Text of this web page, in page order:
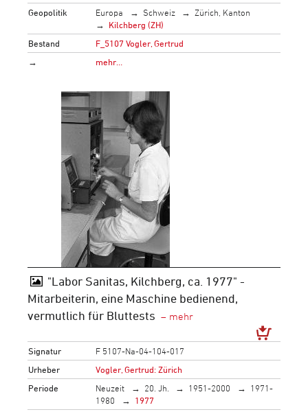
Geopolitik
Europa Schweiz
Zürich, Kanton
Kilchberg (ZH)
Bestand
F_5107 Vogler, Gertrud
→
mehr…
"Labor Sanitas, Kilchberg, ca. 1977" -
Mitarbeiterin, eine Maschine bedienend,
vermutlich für Bluttests
Signatur
F 5107-Na-04-104-017
Urheber
Vogler, Gertrud: Zürich
Periode
Neuzeit 20. Jh. 1951-2000
1971-
1980
1977